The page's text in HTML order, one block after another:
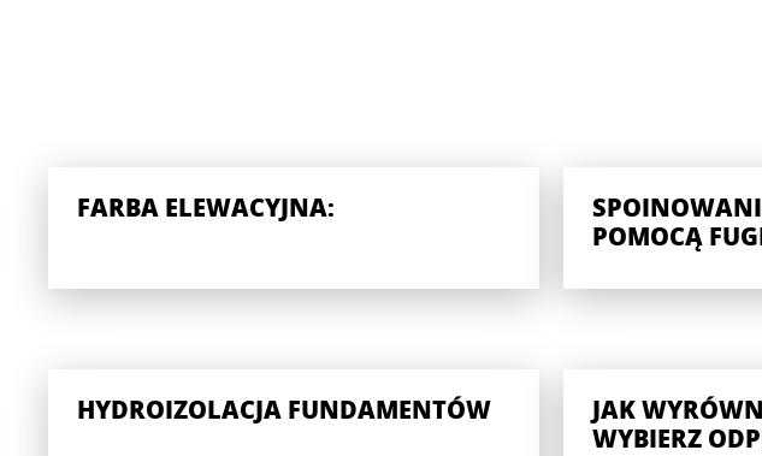
FARBA ELEWACYJNA:
POMOCĄ
HYDROIZOLACJA FUNDAMENTÓW
JAK
WYBIERZ